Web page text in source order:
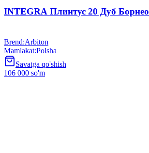
INTEGRA Плинтус 20 Дуб Борнео
Brend:Arbiton
Mamlakat:Polsha
Savatga qo'shish
106 000 so'm